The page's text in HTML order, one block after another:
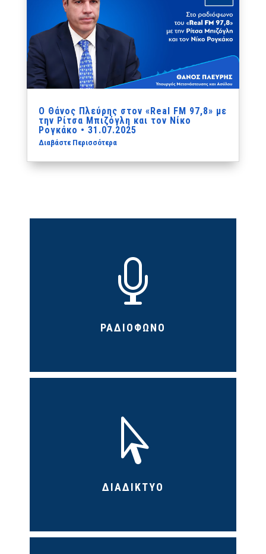
Ο Θάνος Πλεύρης στον «Real FM 97,8» με
την Ρίτσα Μπιζόγλη και τον Νίκο
Ρογκάκο • 31.07.2025
Διαβάστε Περισσότερα

ΡΑΔΙΟΦΩΝΟ

ΔΙΑΔΙΚΤΥΟ